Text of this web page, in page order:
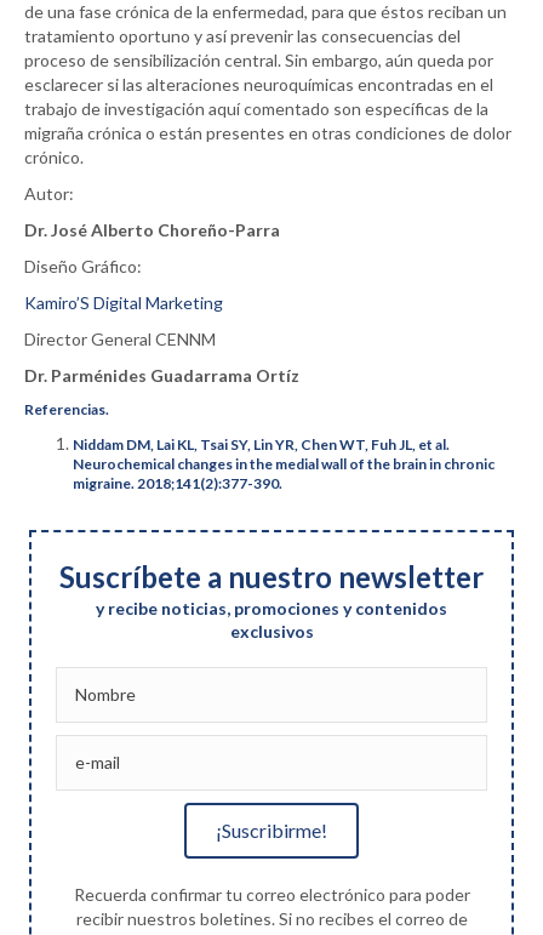
de una fase crónica de la enfermedad, para que éstos reciban un
tratamiento oportuno y así prevenir las consecuencias del
proceso de sensibilización central. Sin embargo, aún queda por
esclarecer si las alteraciones neuroquímicas encontradas en el
trabajo de investigación aquí comentado son específicas de la
migraña crónica o están presentes en otras condiciones de dolor
crónico.
Autor:
Dr. José Alberto Choreño-Parra
Diseño Gráfico:
Kamiro’S Digital Marketing
Director General CENNM
Dr. Parménides Guadarrama Ortíz
Referencias.
Niddam DM, Lai KL, Tsai SY, Lin YR, Chen WT, Fuh JL, et al.
Neurochemical changes in the medial wall of the brain in chronic
migraine. 2018;141(2):377-390.
Suscríbete a nuestro newsletter
y recibe noticias, promociones y contenidos
exclusivos
¡Suscribirme!
Recuerda confirmar tu correo electrónico para poder
recibir nuestros boletines. Si no recibes el correo de